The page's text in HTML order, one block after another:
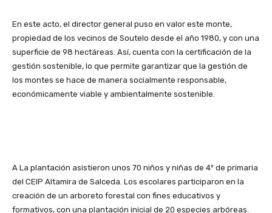
En este acto, el director general puso en valor este monte,
propiedad de los vecinos de Soutelo desde el año 1980, y con una
superficie de 98 hectáreas. Así, cuenta con la certificación de la
gestión sostenible, lo que permite garantizar que la gestión de
los montes se hace de manera socialmente responsable,
económicamente viable y ambientalmente sostenible.
A La plantación asistieron unos 70 niños y niñas de 4º de primaria
del CEIP Altamira de Salceda. Los escolares participaron en la
creación de un arboreto forestal con fines educativos y
formativos, con una plantación inicial de 20 especies arbóreas.